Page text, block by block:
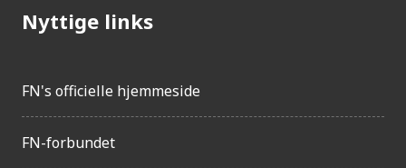
Nyttige links
FN's officielle hjemmeside
FN-forbundet